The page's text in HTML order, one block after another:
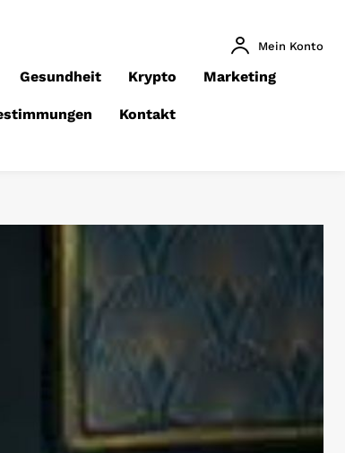
Mein Konto
Gesundheit Krypto Marketing
Kontakt